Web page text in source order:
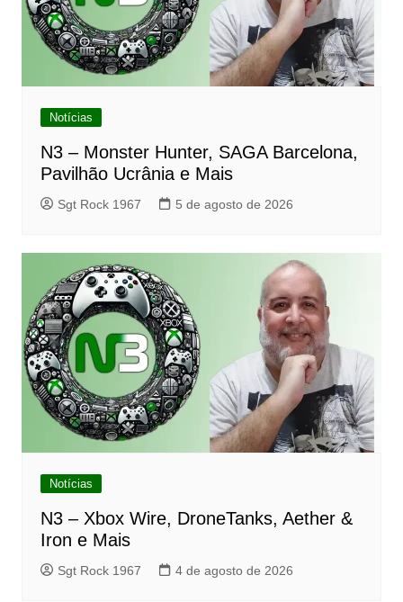
Notícias
N3 – Monster Hunter, SAGA Barcelona,
Pavilhão Ucrânia e Mais
Sgt Rock 1967 5 de agosto de 2026
Notícias
N3 – Xbox Wire, DroneTanks, Aether &
Iron e Mais
Sgt Rock 1967 4 de agosto de 2026